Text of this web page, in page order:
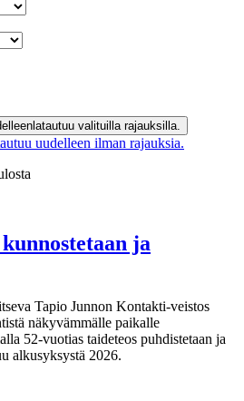
valituilla rajauksilla.
uudelleen ilman rajauksia.
ja
Tapio Junnon Kontakti-veistos
näkyvämmälle paikalle
52-vuotias taideteos puhdistetaan ja
alkusyksystä 2026.